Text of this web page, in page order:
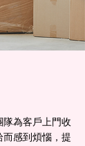
為客戶上門收
感到煩惱，提